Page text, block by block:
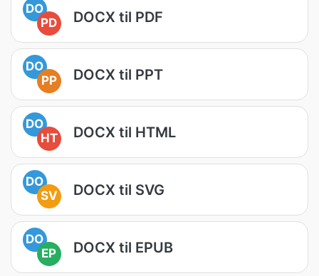
DO
PD
DOCX til PDF
DO
PP
DOCX til PPT
DO
HT
DOCX til HTML
DO
SV
DOCX til SVG
DO
EP
DOCX til EPUB